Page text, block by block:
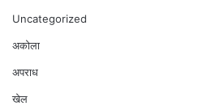
Uncategorized
अकोला
अपराध
खेल